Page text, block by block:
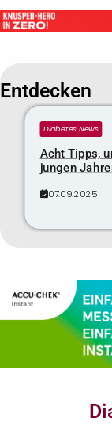
Entdecken
Diabetes News
Acht Tipps,
jungen
07.09.2025